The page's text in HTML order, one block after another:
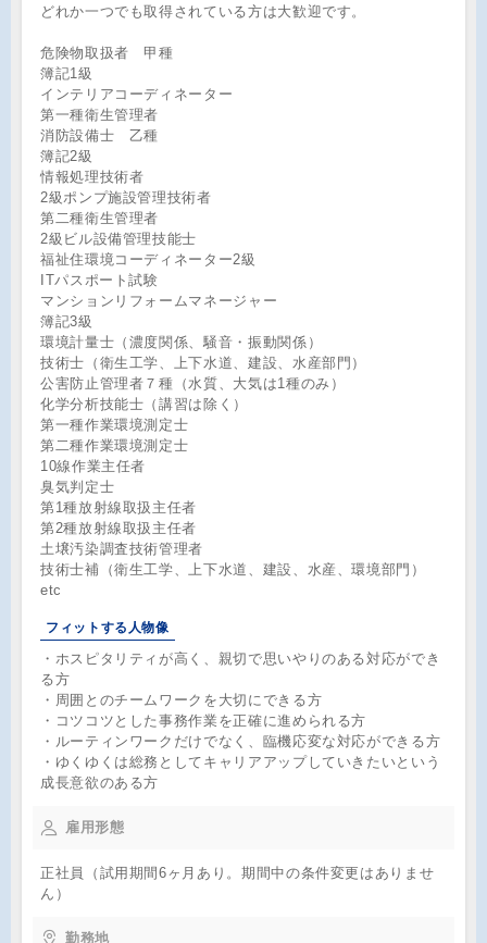
どれか一つでも取得されている方は大歓迎です。
危険物取扱者 甲種
簿記1級
インテリアコーディネーター
第一種衛生管理者
消防設備士 乙種
簿記2級
情報処理技術者
2級ポンプ施設管理技術者
第二種衛生管理者
2級ビル設備管理技能士
福祉住環境コーディネーター2級
ITパスポート試験
マンションリフォームマネージャー
簿記3級
環境計量士（濃度関係、騒音・振動関係）
技術士（衛生工学、上下水道、建設、水産部門）
公害防止管理者７種（水質、大気は1種のみ）
化学分析技能士（講習は除く）
第一種作業環境測定士
第二種作業環境測定士
10線作業主任者
臭気判定士
第1種放射線取扱主任者
第2種放射線取扱主任者
土壌汚染調査技術管理者
技術士補（衛生工学、上下水道、建設、水産、環境部門）
etc
フィットする人物像
・ホスピタリティが高く、親切で思いやりのある対応ができ
る方
・周囲とのチームワークを大切にできる方
・コツコツとした事務作業を正確に進められる方
・ルーティンワークだけでなく、臨機応変な対応ができる方
・ゆくゆくは総務としてキャリアアップしていきたいという
成長意欲のある方
雇用形態
正社員（試用期間6ヶ月あり。期間中の条件変更はありませ
ん）
勤務地